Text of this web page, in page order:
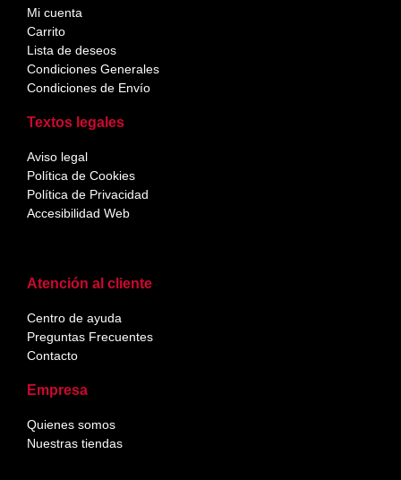
Atención al cliente
Centro de ayuda
Preguntas Frecuentes
Contacto
Empresa
Quienes somos
Nuestras tiendas
Mi cuenta
Carrito
Lista de deseos
Condiciones Generales
Condiciones de Envío
Textos legales
Aviso legal
Política de Cookies
Política de Privacidad
Accesibilidad Web